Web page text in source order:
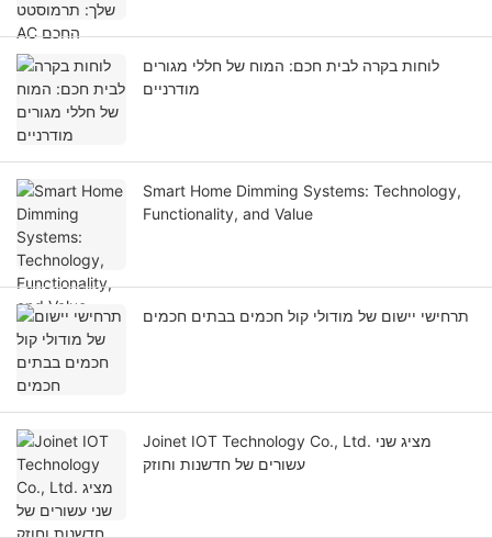
לוחות בקרה לבית חכם: המוח של חללי מגורים
מודרניים
Smart Home Dimming Systems: Technology,
Functionality, and Value
תרחישי יישום של מודולי קול חכמים בבתים חכמים
Joinet IOT Technology Co., Ltd. מציג שני
עשורים של חדשנות וחוזק